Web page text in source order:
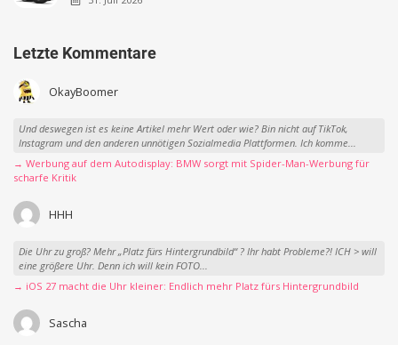
Letzte Kommentare
OkayBoomer
Und deswegen ist es keine Artikel mehr Wert oder wie? Bin nicht auf TikTok,
Instagram und den anderen unnötigen Sozialmedia Plattformen. Ich komme...
→ Werbung auf dem Autodisplay: BMW sorgt mit Spider-Man-Werbung für
scharfe Kritik
HHH
Die Uhr zu groß? Mehr „Platz fürs Hintergrundbild“ ? Ihr habt Probleme?! ICH > will
eine größere Uhr. Denn ich will kein FOTO...
→ iOS 27 macht die Uhr kleiner: Endlich mehr Platz fürs Hintergrundbild
Sascha